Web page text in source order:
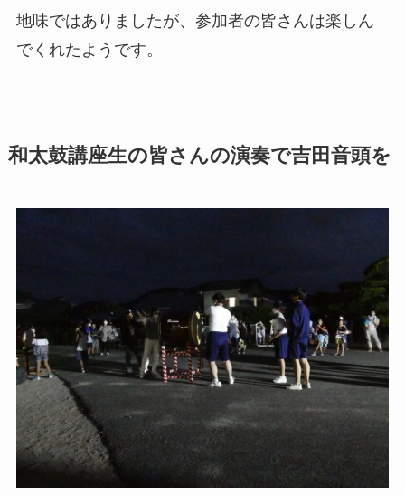
地味ではありましたが、参加者の皆さんは楽しん
でくれたようです。
和太鼓講座生の皆さんの演奏で吉田音頭を